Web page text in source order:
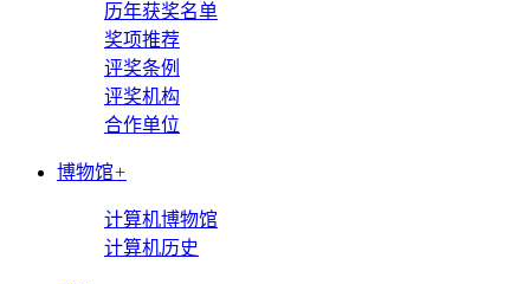
历年获奖名单
奖项推荐
评奖条例
评奖机构
合作单位
博物馆+
计算机博物馆
计算机历史